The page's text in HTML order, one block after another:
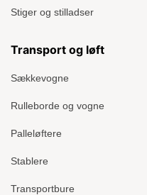
Stiger og stilladser
Transport og løft
Sækkevogne
Rulleborde og vogne
Palleløftere
Stablere
Transportbure